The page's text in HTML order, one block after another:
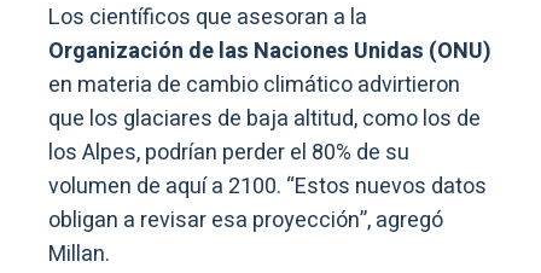
Los científicos que asesoran a la
Organización de las Naciones Unidas (ONU)
en materia de cambio climático advirtieron
que los glaciares de baja altitud, como los de
los Alpes, podrían perder el 80% de su
volumen de aquí a 2100. “Estos nuevos datos
obligan a revisar esa proyección”, agregó
Millan.